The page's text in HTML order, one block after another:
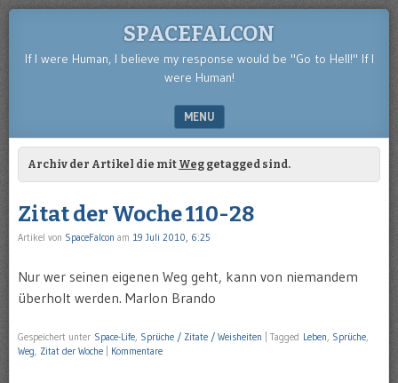
SPACEFALCON
If I were Human, I believe my response would be "Go to Hell!" If I
were Human!
MENU
SKIP TO CONTENT
Archiv der Artikel die mit Weg getagged sind.
Zitat der Woche 110-28
Artikel von SpaceFalcon am 19 Juli 2010, 6:25
Nur wer seinen eigenen Weg geht, kann von niemandem
überholt werden. Marlon Brando
Gespeichert unter Space-Life, Sprüche / Zitate / Weisheiten Tagged Leben, Sprüche,
Weg, Zitat der Woche Kommentare